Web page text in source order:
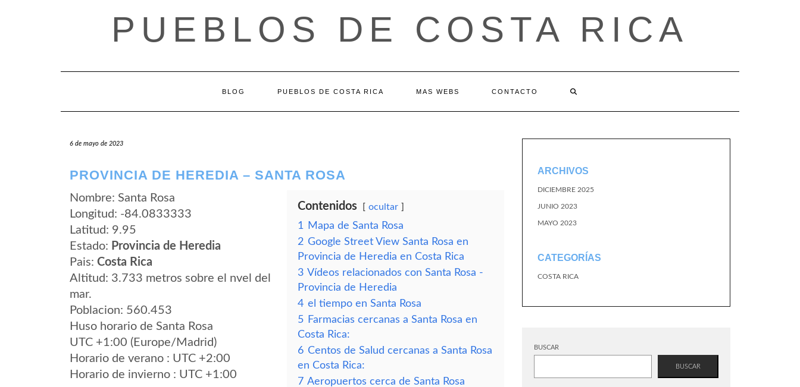
PUEBLOS DE COSTA RICA
BLOG PUEBLOS DE COSTA RICA MAS WEBS CONTACTO
6 de mayo de 2023
PROVINCIA DE HEREDIA – SANTA ROSA
Nombre: Santa Rosa
Longitud: -84.0833333
Latitud: 9.95
Estado: Provincia de Heredia
Pais: Costa Rica
Altitud: 3.733 metros sobre el nvel del
mar.
Poblacion: 560.453
Huso horario de Santa Rosa
UTC +1:00 (Europe/Madrid)
Horario de verano : UTC +2:00
Horario de invierno : UTC +1:00
Contenidos ocultar
1
Mapa de Santa Rosa
2 Google Street View Santa Rosa en
Provincia de Heredia en Costa Rica
3 Vídeos relacionados con Santa Rosa -
Provincia de Heredia
4 el tiempo en Santa Rosa
5 Farmacias cercanas a Santa Rosa en
Costa Rica:
6 Centos de Salud cercanas a Santa Rosa
en Costa Rica:
7 Aeropuertos cerca de Santa Rosa
ARCHIVOS
DICIEMBRE 2025
JUNIO 2023
MAYO 2023
CATEGORÍAS
COSTA RICA
BUSCAR
BUSCAR